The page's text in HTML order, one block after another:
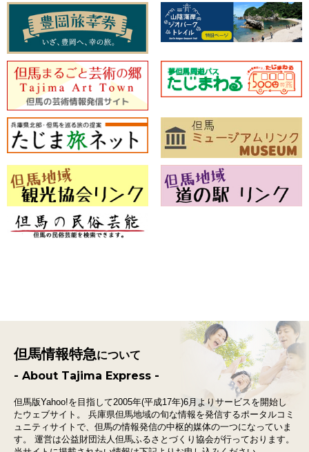
但馬情報特急について
- About Tajima Express -
但馬版Yahoo!を目指して2005年(平成17年)6月よりサービスを開始し
たウェブサイト。
兵庫県但馬地域の旬な情報を発信するポータルコミ
ュニティサイトで、 但馬の情報発信の中枢的媒体の一つになっていま
す。
運営は公益財団法人但馬ふるさとづくり協会が行っております。